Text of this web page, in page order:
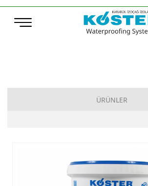
ÜRÜNLER
Poliürea, Poliüretan ve MS-Polymer Su
Elastomerik Reçine Esaslı Su Yalıtımı